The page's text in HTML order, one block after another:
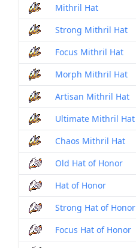
Mithril Hat
Strong Mithril Hat
Focus Mithril Hat
Morph Mithril Hat
Artisan Mithril Hat
Ultimate Mithril Hat
Chaos Mithril Hat
Old Hat of Honor
Hat of Honor
Strong Hat of Honor
Focus Hat of Honor